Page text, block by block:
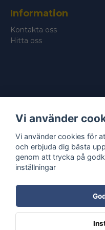
Information
Kontakta oss
Hitta oss
Bli medlem i vårt
Vi använder
Vi använder cookies för
och erbjuda dig bästa
genom att trycka på
inställningar